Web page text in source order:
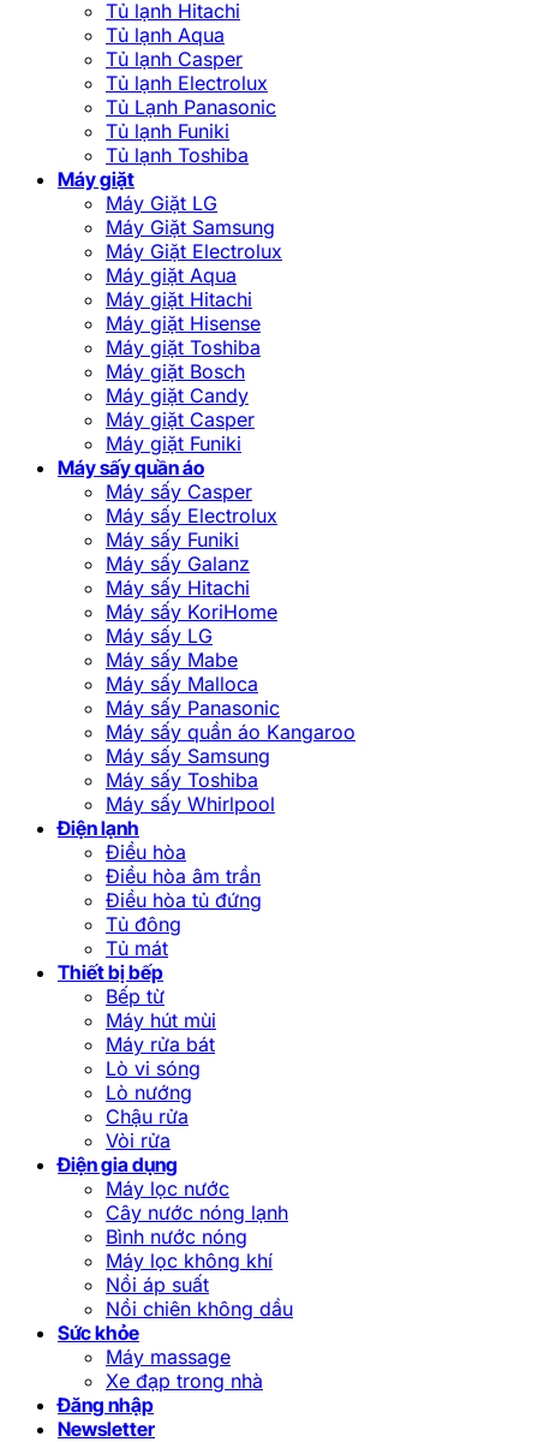
Tủ lạnh Hitachi
Tủ lạnh Aqua
Tủ lạnh Casper
Tủ lạnh Electrolux
Tủ Lạnh Panasonic
Tủ lạnh Funiki
Tủ lạnh Toshiba
Máy giặt
Máy Giặt LG
Máy Giặt Samsung
Máy Giặt Electrolux
Máy giặt Aqua
Máy giặt Hitachi
Máy giặt Hisense
Máy giặt Toshiba
Máy giặt Bosch
Máy giặt Candy
Máy giặt Casper
Máy giặt Funiki
Máy sấy quần áo
Máy sấy Casper
Máy sấy Electrolux
Máy sấy Funiki
Máy sấy Galanz
Máy sấy Hitachi
Máy sấy KoriHome
Máy sấy LG
Máy sấy Mabe
Máy sấy Malloca
Máy sấy Panasonic
Máy sấy quần áo Kangaroo
Máy sấy Samsung
Máy sấy Toshiba
Máy sấy Whirlpool
Điện lạnh
Điều hòa
Điều hòa âm trần
Điều hòa tủ đứng
Tủ đông
Tủ mát
Thiết bị bếp
Bếp từ
Máy hút mùi
Máy rửa bát
Lò vi sóng
Lò nướng
Chậu rửa
Vòi rửa
Điện gia dụng
Máy lọc nước
Cây nước nóng lạnh
Bình nước nóng
Máy lọc không khí
Nồi áp suất
Nồi chiên không dầu
Sức khỏe
Máy massage
Xe đạp trong nhà
Đăng nhập
Newsletter